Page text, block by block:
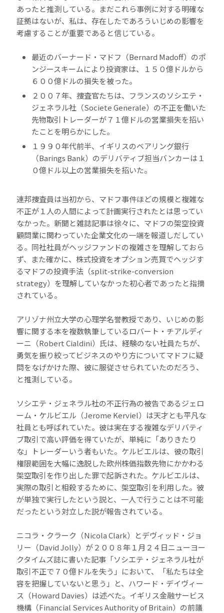
あったと推測している。まだこれら事例に対する明確な
証拠はないが、私は、存在したであろういじめの影響を
考慮することが重要であると信じている。
最近のバーナード・マドフ（Bernard Madoff）のポ
ンジースキームにより投資家は、１５０億ドルから
６００億ドルの損失を被った。
２００７年、捜査官たちは、フランスのソシエテ・
ジェネラル社（Societe Generale）の不正を働いた
先物取引トレーダーが７１億ドルの営業損失を招い
たことを明らかにした。
１９９０年代前半、イギリスのベアリング銀行
（Barings Bank）のデリバティブ担当バンカーは１
０億ドル以上の営業損失を招いた。
連邦捜査員は当初から、マドフ事件ほどの規模と複雑な
不正が１人の人間によって計画実行されたとは思ってい
なかった。新聞と雑誌記事は徐々に、マドフの架空投資
顧問業に関わっていた企業文化の一端を報道しだしてい
る。同社社員がヘッジファンドの複雑さを理解しておら
ず、また確かに、株式投資をオプション売買でヘッジす
るマドフの投資手法（split-strike-conversion
strategy）を理解していなかった初心者であったと指摘
されている。
アリゾナ州立大学の心理学名誉教授であり、いじめの影
響に関する本を複数執筆しているロバート・チアルディ
ーニ（Robert Cialdini）氏は、経験のない社員たちが、
勇気を振り絞ってビジネスのやり方についてマドフに疑
問をなげかけた際、彼に服従させられていたのだろう、
と推測している。
ソシエテ・ジェネラル社の不正行為の被告であるジェロ
ーム・ケルビエル（Jerome Kerviel）は天才とも平凡な
社員とも呼ばれていた。彼は実在する複雑なデリバティ
ブ取引で高い評価を得ていたが、単純に「ありきたり
な」トレーダーいう者もいた。ケルビエルは、彼の取引
権限範囲を大幅に逸脱した欧州株価指数先物にかかわる
架空取引を作り出した罪で起訴された。ケルビエルは、
実際の取引と相殺するために、架空取引を利用した。彼
が単独で実行したという説と、一人で行うことは不可能
だったという対立した説が報告されている。
ニコラ・クラーク（Nicola Clark）とデヴィッド・ジョ
リー（David Jolly）が２００８年１月２４日ニューヨー
クタイムズ誌に書いた記事「ソシエテ・ジェネラル社が
取引不正で７０億ドルを失う」において、「私たちは全
容を把握していないと思う」と、ハワード・デイヴィー
ス（Howard Davies）は述べた。イギリス金融サービス
機構（Financial Services Authority of Britain）の前議